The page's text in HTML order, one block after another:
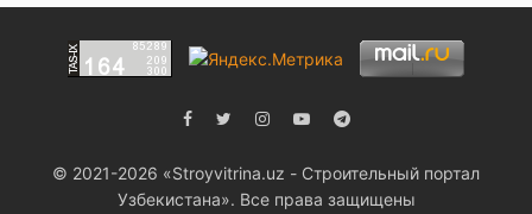
© 2021-2026 «Stroyvitrina.uz - Строительный портал
Узбекистана». Все права защищены